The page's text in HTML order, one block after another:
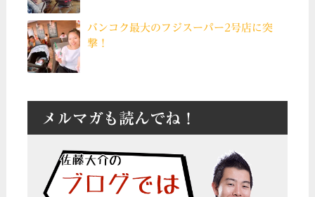
バンコク最大のフジスーパー2号店に突
撃！
メルマガも読んでね！